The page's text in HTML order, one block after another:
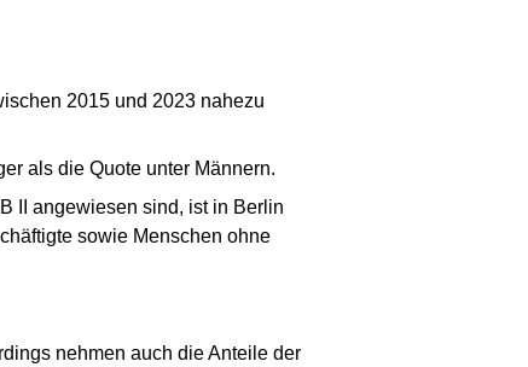
2015 und 2023 nahezu
als die Quote unter Männern.
II angewiesen sind, ist in Berlin
sowie Menschen ohne
nehmen auch die Anteile der